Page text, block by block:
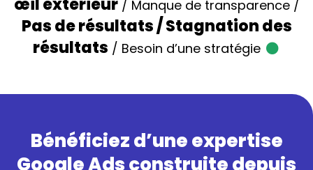
œil extérieur/ Manque de transparence /
Pas de résultats / Stagnation des
résultats / Besoin d’une stratégie
Bénéficiez d’une expertise
Google Ads construite depuis